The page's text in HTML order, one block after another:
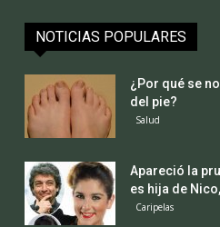
NOTICIAS POPULARES
¿Por qué se
del pie?
Salud
Apareció la
es hija de
Caripelas